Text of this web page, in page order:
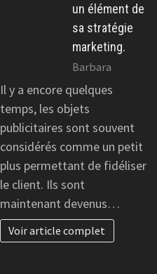
un élément de
sa stratégie
marketing.
Barbara
Il y a encore quelques
temps, les objets
publicitaires sont souvent
considérés comme un petit
plus permettant de fidéliser
le client. Ils sont
maintenant devenus…
Voir article complet